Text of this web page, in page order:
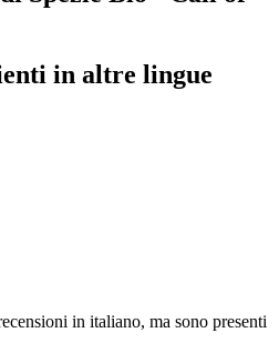
in altre lingue
in italiano, ma sono presenti